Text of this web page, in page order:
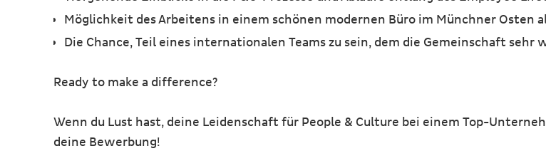
Möglichkeit des Arbeitens in einem schönen modernen Büro im Münchner Osten
Die Chance, Teil eines internationalen Teams zu sein, dem die Gemeinschaft sehr
Ready to make a difference?
Wenn du Lust hast, deine Leidenschaft für People & Culture bei einem Top-
deine Bewerbung!